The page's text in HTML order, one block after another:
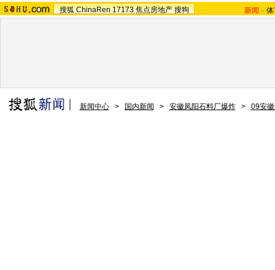
搜狐 ChinaRen 17173 焦点房地产 搜狗 新闻 -
新闻中心 > 国内新闻 > 安徽凤阳石料厂爆炸 > 09安